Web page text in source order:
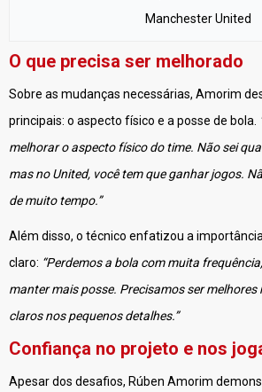
Manchester United
O que precisa ser melhorado
Sobre as mudanças necessárias, Amorim
principais: o aspecto físico e a posse de bola.
melhorar o aspecto físico do time. Não sei
mas no United, você tem que ganhar jogos.
de muito tempo.”
Além disso, o técnico enfatizou a
claro: “Perdemos a bola com muita
manter mais posse. Precisamos ser melhores
claros nos pequenos detalhes.”
Confiança no projeto e nos
Apesar dos desafios, Rúben Amorim